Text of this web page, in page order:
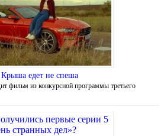
едет не спеша
фильм из конкурсной программы третьего